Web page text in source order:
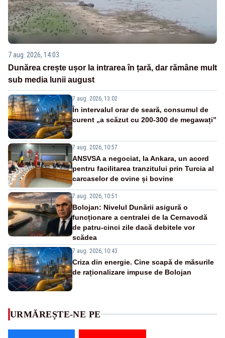
7 aug. 2026, 14:03
Dunărea crește ușor la intrarea în țară, dar rămâne mult
sub media lunii august
7 aug. 2026, 13:02
În intervalul orar de seară, consumul de
curent „a scăzut cu 200-300 de megawați”
7 aug. 2026, 10:57
ANSVSA a negociat, la Ankara, un acord
pentru facilitarea tranzitului prin Turcia al
carcaselor de ovine și bovine
7 aug. 2026, 10:51
Bolojan: Nivelul Dunării asigură o
funcționare a centralei de la Cernavodă
de patru-cinci zile dacă debitele vor
scădea
7 aug. 2026, 10:43
Criza din energie. Cine scapă de măsurile
de raționalizare impuse de Bolojan
URMĂREȘTE-NE PE